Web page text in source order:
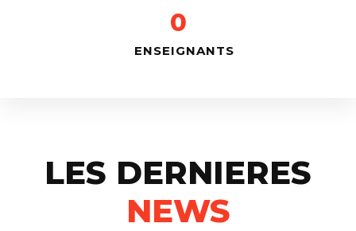
0
ENSEIGNANTS
LES DERNIERES
NEWS